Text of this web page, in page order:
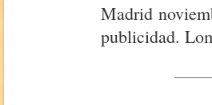
Madrid
publicidad.